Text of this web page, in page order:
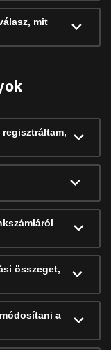
mit
összeget,
a